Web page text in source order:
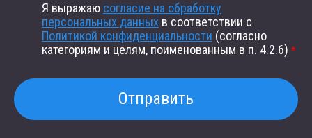
Я выражаю согласие на обработку
персональных данных в соответствии с
Политикой конфиденциальности (согласно
категориям и целям, поименованным в п. 4.2.6) *
Отправить